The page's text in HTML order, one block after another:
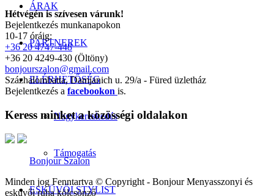
ÁRAK
PARTNEREK
ELÉRHETŐSÉG
Nagykereskedés
Támogatás
ESKÜVŐI STYLIST
Hétvégén is szívesen várunk!
Bejelentkezés munkanapokon
10-17 óráig:
+36 20 4747-448
+36 20 4249-430 (Öltöny)
bonjourszalon@gmail.com
Százhalombatta, Damjanich u. 29/a - Füred üzletház
Bejelentkezés a facebookon is.
Keress minket a közösségi oldalakon
Bonjour Szalon
Minden jog Fenntartva © Copyright - Bonjour Menyasszonyi és
esküvői ruha kölcsönző